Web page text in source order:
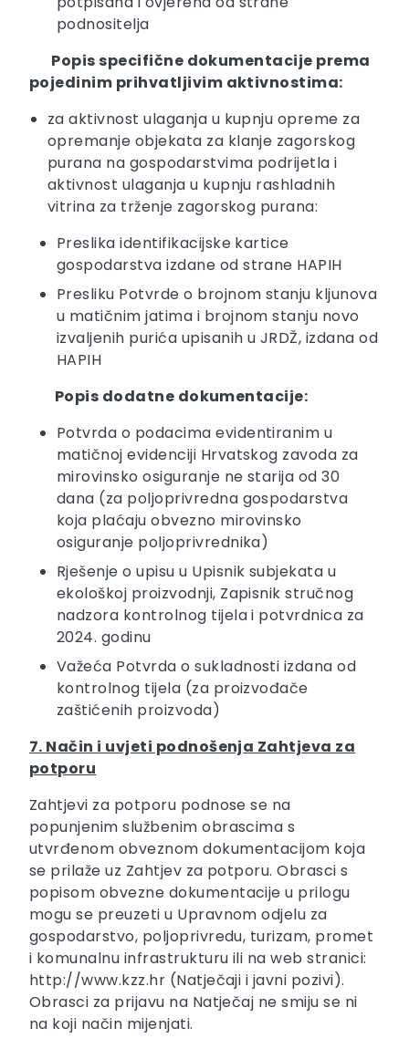
podnositelja
Popis specifične dokumentacije prema
pojedinim prihvatljivim aktivnostima:
za aktivnost ulaganja u kupnju opreme za
opremanje objekata za klanje zagorskog
purana na gospodarstvima podrijetla i
aktivnost ulaganja u kupnju rashladnih
vitrina za trženje zagorskog purana:
Preslika identifikacijske kartice
gospodarstva izdane od strane HAPIH
Presliku Potvrde o brojnom stanju kljunova
u matičnim jatima i brojnom stanju novo
izvaljenih purića upisanih u JRDŽ, izdana od
HAPIH
Popis dodatne dokumentacije:
Potvrda o podacima evidentiranim u
matičnoj evidenciji Hrvatskog zavoda za
mirovinsko osiguranje ne starija od 30
dana (za poljoprivredna gospodarstva
koja plaćaju obvezno mirovinsko
osiguranje poljoprivrednika)
Rješenje o upisu u Upisnik subjekata u
ekološkoj proizvodnji, Zapisnik stručnog
nadzora kontrolnog tijela i potvrdnica za
2024. godinu
Važeća Potvrda o sukladnosti izdana od
kontrolnog tijela (za proizvođače
zaštićenih proizvoda)
7. Način i uvjeti podnošenja Zahtjeva za
potporu
Zahtjevi za potporu podnose se na
popunjenim službenim obrascima s
utvrđenom obveznom dokumentacijom koja
se prilaže uz Zahtjev za potporu. Obrasci s
popisom obvezne dokumentacije u prilogu
mogu se preuzeti u Upravnom odjelu za
gospodarstvo, poljoprivredu, turizam, promet
i komunalnu infrastrukturu ili na web stranici:
http://www.kzz.hr (Natječaji i javni pozivi).
Obrasci za prijavu na Natječaj ne smiju se ni
na koji način mijenjati.